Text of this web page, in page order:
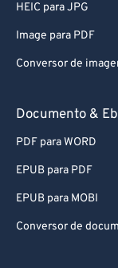
HEIC para JPG
Image para PDF
Conversor de
Documento &
PDF para WORD
EPUB para PDF
EPUB para MOBI
Conversor de